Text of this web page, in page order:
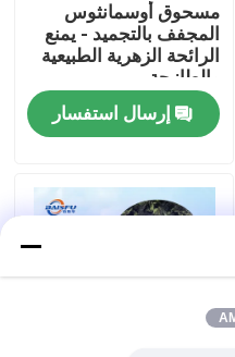
مسحوق أوسمانثوس
المجفف بالتجميد - يمنع
الرائحة الزهرية الطبيعية
والطازجة
إرسال استفسار